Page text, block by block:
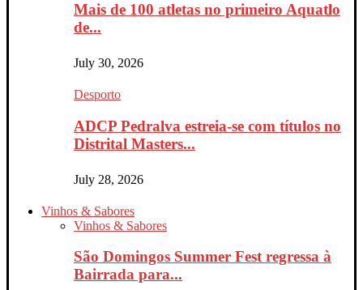
Mais de 100 atletas no primeiro Aquatlo
de...
July 30, 2026
Desporto
ADCP Pedralva estreia-se com títulos no
Distrital Masters...
July 28, 2026
Vinhos & Sabores
Vinhos & Sabores
São Domingos Summer Fest regressa à
Bairrada para...